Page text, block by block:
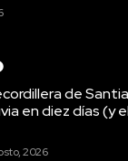
de
en diez días (y
2026